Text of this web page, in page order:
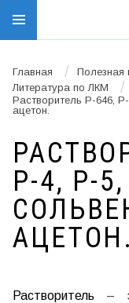
Главная / Полезная
Литература по ЛКМ /
Растворитель Р-646,
ацетон.
Р-4, Р-
АЦЕТОН.
Растворитель –